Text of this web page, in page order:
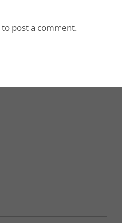
to post a comment.